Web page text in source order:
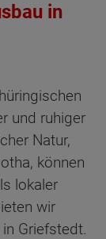
in
und ruhiger
Natur,
können
lokaler
wir
Griefstedt.